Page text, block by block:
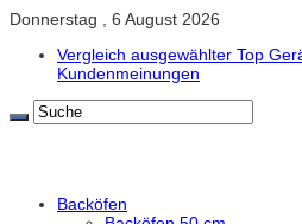
Donnerstag , 6 August 2026
Vergleich ausgewählter Top
Kundenmeinungen
Backöfen